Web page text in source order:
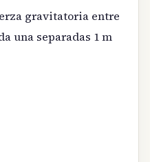
gravitatoria entre
una separadas 1 m